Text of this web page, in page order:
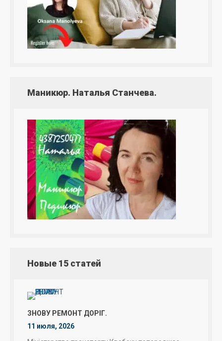
Маникюр. Наталья Станчева.
Новые 15 статей
ЗНОВУ РЕМОНТ ДОРІГ.
11 июля, 2026